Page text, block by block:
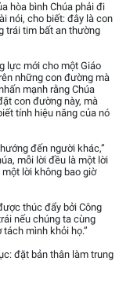
hòa bình Chúa phải đi
nói, cho biết: đây là con
trái tim bất an thường
lực mới cho một Giáo
những con đường mà
mạnh rằng Chúa
con đường này, mà
tính hiệu năng của nó
đến người khác,”
mỗi lời đều là một lời
lời không bao giờ
thúc đẩy bởi Công
nếu chúng ta cùng
mình khỏi họ.”
đặt bản thân làm trung